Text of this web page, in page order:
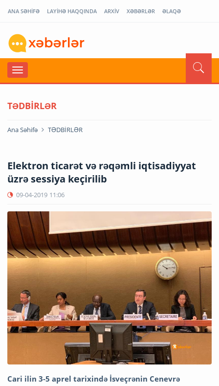
ANA SƏHİFƏ LAYİHƏ HAQQINDA ARXİV XƏBƏRLƏR ƏLAQƏ
TƏDBİRLƏR
Ana Səhifə TƏDBİRLƏR
Elektron ticarət və rəqəmli iqtisadiyyat
üzrə sessiya keçirilib
09-04-2019 11:06
Cari ilin 3-5 aprel tarixində İsveçrənin Cenevrə